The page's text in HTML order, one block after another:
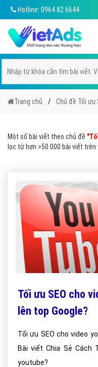
Hotline: 0964 82 6644
Trang chủ Chủ đề Tối ưu
Một số bài viết theo chủ đề
lọc từ hơn >50.000 bài viết
Tối ưu SEO cho
lên top Google?
Tối ưu SEO cho video
Bài viết Chia Sẻ Cách
youtube?